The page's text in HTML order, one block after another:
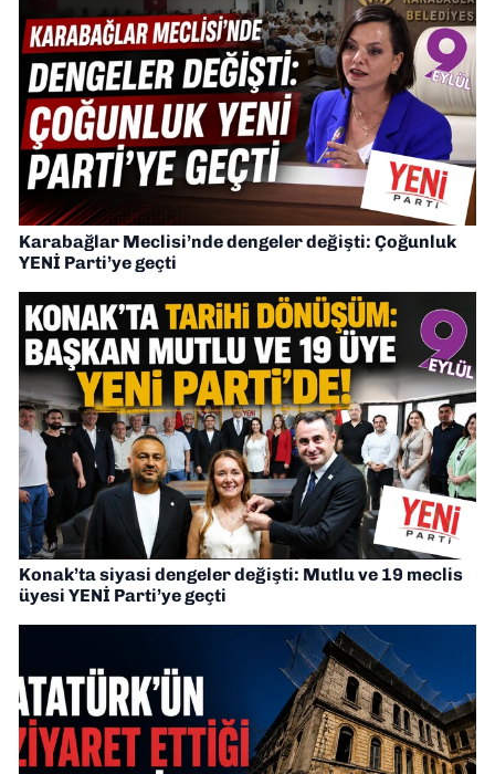
Karabağlar Meclisi’nde dengeler değişti: Çoğunluk
YENİ Parti’ye geçti
Konak’ta siyasi dengeler değişti: Mutlu ve 19 meclis
üyesi YENİ Parti’ye geçti